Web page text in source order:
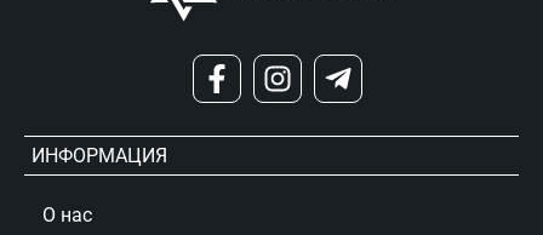
ИНФОРМАЦИЯ
О нас